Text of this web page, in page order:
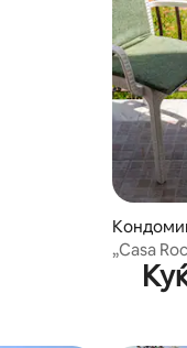
a
„Casa